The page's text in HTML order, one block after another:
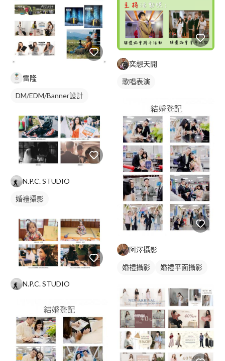
好事！ 本公司可承接 平面設計、插畫創作、CIS企業識別設計、
客製化網頁RWD、包裝印刷設計、廣告文宣設計、商業攝影、影
片製作、影片特效、3D建模影片製作、編輯排版、網頁設計、品
牌形象塑造、FB粉專經營、建築室內裝修....等 本公司南部為主但
全台皆有製作行銷團隊服務，或許我們的報價不是最便宜的，但我
們相當重視溝通與設計品質，且設計經驗多元豐富，相信我們的設
計一定能讓您滿意，希望有機會配合！ 請參考作品集連結 動畫
類： https://www.youtube.com/watch?
活動記錄類: https://www.youtube.com/playlist?
list=PLWXYW7sAUDRUernvFgUzXHxsC2S7oosIp 公司、個人、
產品形象: https://www.youtube.com/playlist?
list=PLWXYW7sAUDRXp7TJsiHFKpLXQsxvQJOWZ 公司作品集
平面網頁類：
https://drive.google.com/file/d/
有需要報價可以直接聯絡我們 若您喜歡我們的設計風格，歡迎加
LINE 詳談合作細節。
雷隆
DM/EDM/Banner設計
N.P.C. STUDIO
婚禮攝影
N.P.C. STUDIO
奕想天開
歌唱表演
阿澤攝影
婚禮攝影 婚禮平面攝影